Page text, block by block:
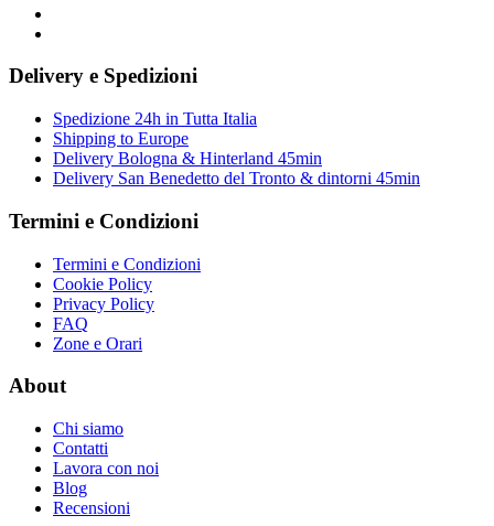
Delivery e Spedizioni
Spedizione 24h in Tutta Italia
Shipping to Europe
Delivery Bologna & Hinterland 45min
Delivery San Benedetto del Tronto & dintorni 45min
Termini e Condizioni
Termini e Condizioni
Cookie Policy
Privacy Policy
FAQ
Zone e Orari
About
Chi siamo
Contatti
Lavora con noi
Blog
Recensioni